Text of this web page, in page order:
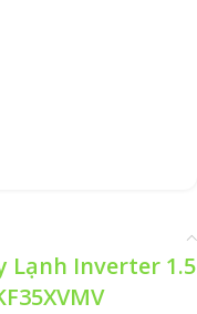
Lạnh Inverter 1.5